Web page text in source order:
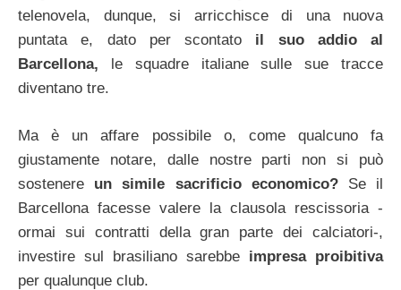
telenovela, dunque, si arricchisce di una nuova
puntata e, dato per scontato il suo addio al
Barcellona, le squadre italiane sulle sue tracce
diventano tre.
Ma è un affare possibile o, come qualcuno fa
giustamente notare, dalle nostre parti non si può
sostenere un simile sacrificio economico?Se il
Barcellona facesse valere la clausola rescissoria -
ormai sui contratti della gran parte dei calciatori-,
investire sul brasiliano sarebbe impresa proibitiva
per qualunque club.